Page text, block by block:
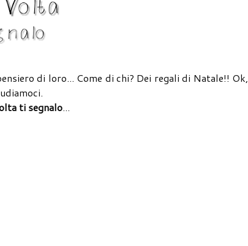
di loro... Come di chi? Dei regali di Natale!! Ok,
ti segnalo...